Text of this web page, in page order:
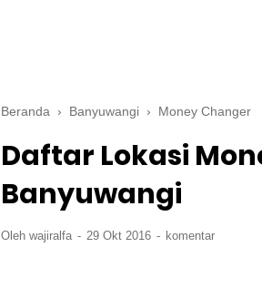
Beranda › Banyuwangi › Money Changer
Daftar Lokasi
Banyuwangi
Oleh wajiralfa 29 Okt 2016 komentar